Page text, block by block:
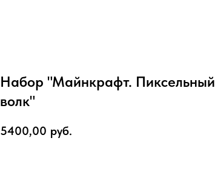
Набор "Майнкрафт. Пиксельный
волк"
5400,00 руб.